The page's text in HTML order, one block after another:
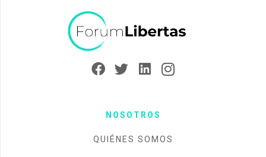
NOSOTROS
QUIÉNES SOMOS